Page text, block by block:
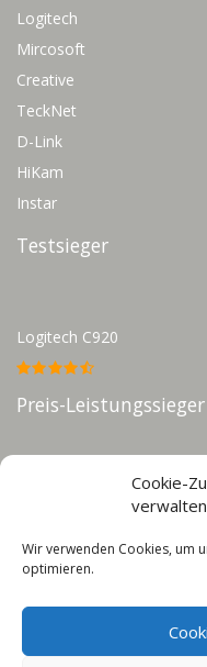
Cookie-
verwalten
Wir verwenden Cookies, um
optimieren.
Logitech
Mircosoft
Creative
TeckNet
D-Link
HiKam
Instar
Testsieger
Logitech C920
Preis-Leistungssieger
Infos
Cookie-Richtlinie (EU)